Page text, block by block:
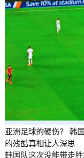
亚洲足球的硬伤？ 韩
的残酷真相让人深思
韩国队这次没能带走